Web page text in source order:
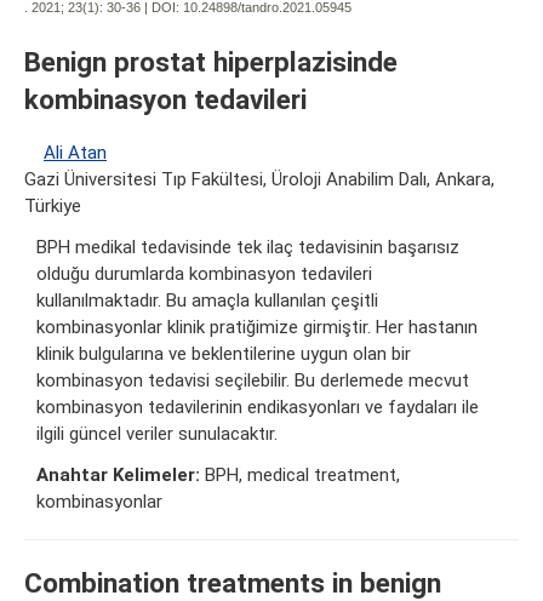
. 2021; 23(1): 30-36 | DOI: 10.24898/tandro.2021.05945
Benign prostat hiperplazisinde
kombinasyon tedavileri
Ali Atan
Gazi Üniversitesi Tıp Fakültesi, Üroloji Anabilim Dalı, Ankara,
Türkiye
BPH medikal tedavisinde tek ilaç tedavisinin başarısız
olduğu durumlarda kombinasyon tedavileri
kullanılmaktadır. Bu amaçla kullanılan çeşitli
kombinasyonlar klinik pratiğimize girmiştir. Her hastanın
klinik bulgularına ve beklentilerine uygun olan bir
kombinasyon tedavisi seçilebilir. Bu derlemede mecvut
kombinasyon tedavilerinin endikasyonları ve faydaları ile
ilgili güncel veriler sunulacaktır.
Anahtar Kelimeler: BPH, medical treatment,
kombinasyonlar
Combination treatments in benign